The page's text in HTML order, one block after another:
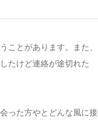
ことがあります。また、
たけど連絡が途切れた
った方やとどんな風に接